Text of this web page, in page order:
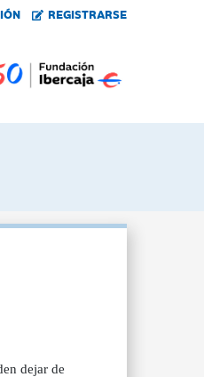
REGISTRARSE
dejar de